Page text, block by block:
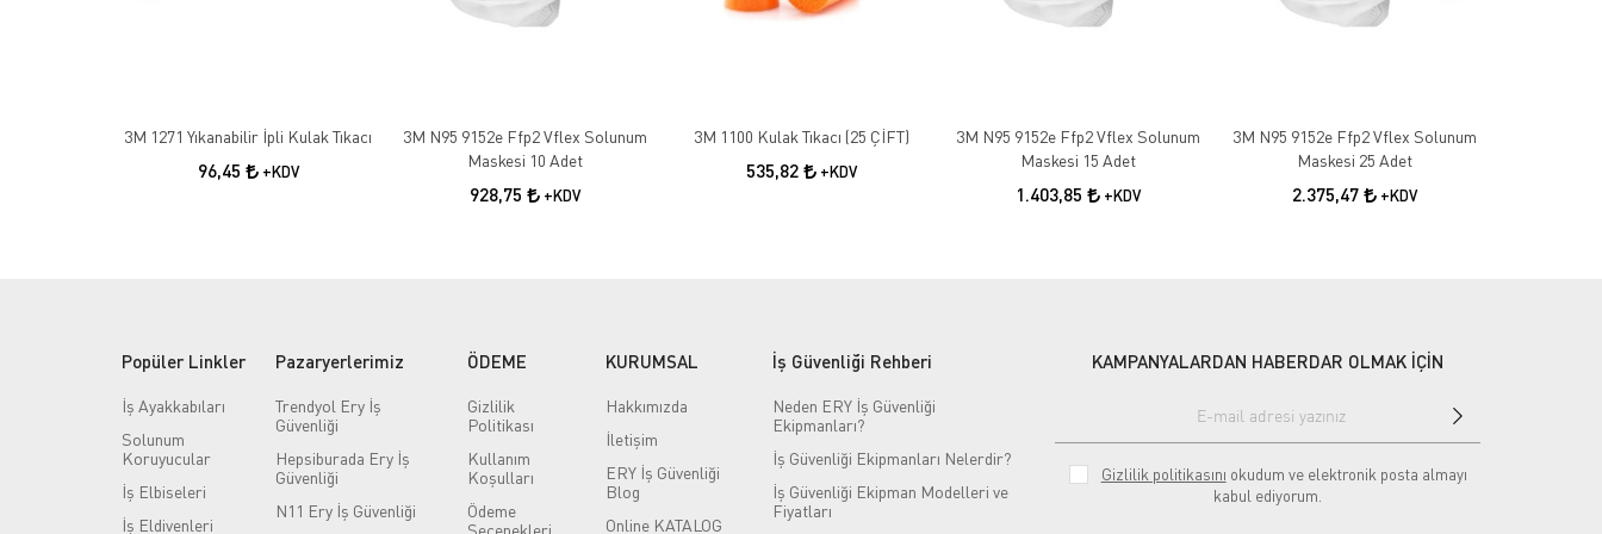
3M 1271 Yıkanabilir İpli Kulak Tıkacı
96,45 +KDV
3M N95 9152e Ffp2 Vflex Solunum
Maskesi 10 Adet
928,75 +KDV
3M 1100 Kulak Tıkacı (25 ÇİFT)
535,82 +KDV
3M N95 9152e Ffp2 Vflex Solunum
Maskesi 15 Adet
1.403,85 +KDV
3M N95 9152e Ffp2 Vflex Solunum
Maskesi 25 Adet
2.375,47 +KDV
Popüler Linkler
İş Ayakkabıları
Solunum
Koruyucular
İş Elbiseleri
İş Eldivenleri
Pazaryerlerimiz
Trendyol Ery İş
Güvenliği
Hepsiburada Ery İş
Güvenliği
N11 Ery İş Güvenliği
ÖDEME
Gizlilik
Politikası
Kullanım
Koşulları
Ödeme
Seçenekleri
KURUMSAL
Hakkımızda
İletişim
ERY İş Güvenliği
Blog
Online KATALOG
İş Güvenliği Rehberi
Neden ERY İş Güvenliği
Ekipmanları?
İş Güvenliği Ekipmanları Nelerdir?
İş Güvenliği Ekipman Modelleri ve
Fiyatları
KAMPANYALARDAN HABERDAR OLMAK İÇİN
Gizlilik politikasını okudum ve elektronik posta almayı
kabul ediyorum.